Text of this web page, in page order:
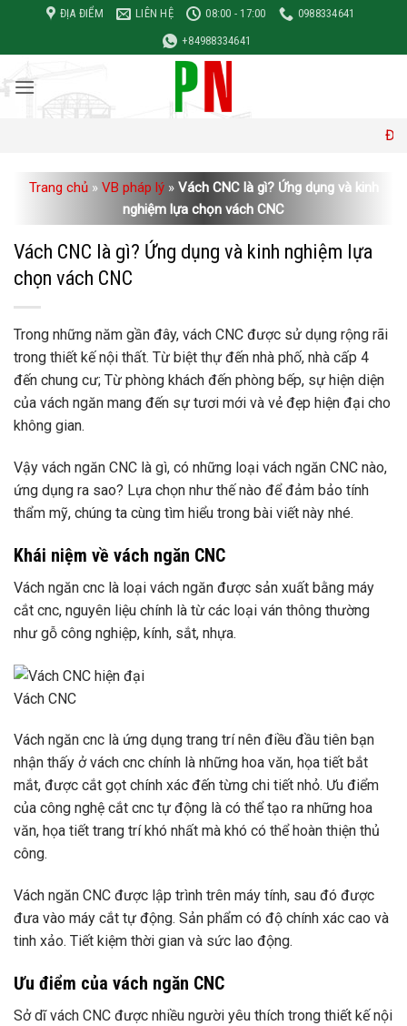
nội
dung
ĐỊA ĐIỂM LIÊN HỆ 08:00 - 17:00
0988334641
+84988334641
Đơn giá xây
Trang chủ » VB pháp lý » Vách CNC là gì? Ứng dụng và kinh
nghiệm lựa chọn vách CNC
Vách CNC là gì? Ứng dụng và kinh nghiệm lựa
chọn vách CNC
Trong những năm gần đây, vách CNC được sử dụng rộng rãi
trong thiết kế nội thất. Từ biệt thự đến nhà phố, nhà cấp 4
đến chung cư; Từ phòng khách đến phòng bếp, sự hiện diện
của vách ngăn mang đến sự tươi mới và vẻ đẹp hiện đại cho
không gian.
Vậy vách ngăn CNC là gì, có những loại vách ngăn CNC nào,
ứng dụng ra sao? Lựa chọn như thế nào để đảm bảo tính
thẩm mỹ, chúng ta cùng tìm hiểu trong bài viết này nhé.
Khái niệm về vách ngăn CNC
Vách ngăn cnc là loại vách ngăn được sản xuất bằng máy
cắt cnc, nguyên liệu chính là từ các loại ván thông thường
như gỗ công nghiệp, kính, sắt, nhựa.
Vách CNC
Vách ngăn cnc là ứng dụng trang trí nên điều đầu tiên bạn
nhận thấy ở vách cnc chính là những hoa văn, họa tiết bắt
mắt, được cắt gọt chính xác đến từng chi tiết nhỏ. Ưu điểm
của công nghệ cắt cnc tự động là có thể tạo ra những hoa
văn, họa tiết trang trí khó nhất mà khó có thể hoàn thiện thủ
công.
Vách ngăn CNC được lập trình trên máy tính, sau đó được
đưa vào máy cắt tự động. Sản phẩm có độ chính xác cao và
tinh xảo. Tiết kiệm thời gian và sức lao động.
Ưu điểm của vách ngăn CNC
Sở dĩ vách CNC được nhiều người yêu thích trong thiết kế nội